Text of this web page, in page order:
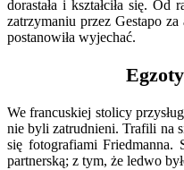
dorastała i kształciła się.
zatrzymaniu przez Gestapo
postanowiła wyjechać.
We francuskiej stolicy
nie byli zatrudnieni. Trafili na
się fotografiami Friedmanna.
partnerską; z tym, że ledwo